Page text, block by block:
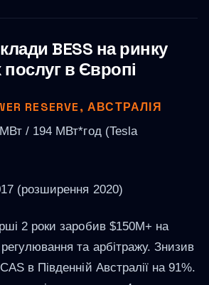
BESS на ринку
в Європі
RESERVE, АВСТРАЛІЯ
/ 194 МВт*год (Tesla
(розширення 2020)
2 роки заробив $150M+ на
та арбітражу. Знизив
в Південній Австралії на 91%.